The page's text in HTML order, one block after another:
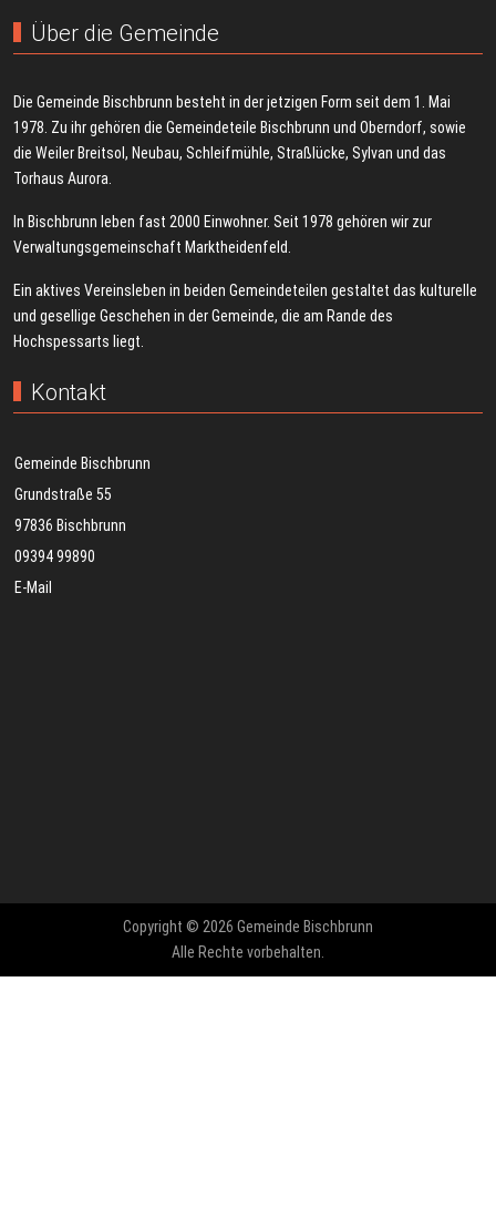
Über die Gemeinde
Die Gemeinde Bischbrunn besteht in der jetzigen Form seit dem 1. Mai
1978. Zu ihr gehören die Gemeindeteile Bischbrunn und Oberndorf, sowie
die Weiler Breitsol, Neubau, Schleifmühle, Straßlücke, Sylvan und das
Torhaus Aurora.
In Bischbrunn leben fast 2000 Einwohner. Seit 1978 gehören wir zur
Verwaltungsgemeinschaft Marktheidenfeld.
Ein aktives Vereinsleben in beiden Gemeindeteilen gestaltet das kulturelle
und gesellige Geschehen in der Gemeinde, die am Rande des
Hochspessarts liegt.
Kontakt
Gemeinde Bischbrunn
Grundstraße 55
97836 Bischbrunn
09394 99890
E-Mail
Copyright © 2026 Gemeinde Bischbrunn
Alle Rechte vorbehalten.